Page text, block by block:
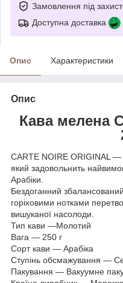
Замовлення під
Доступна доставка
Опис Характеристики
Опис
Кава мелена
CARTE NOIRE ORIGINAL —
який задовольнить
Арабіки.
Бездоганний
горіховими нотками
вишуканої насолоди.
Тип кави —Молотий
Вага — 250 г
Сорт кави — Арабіка
Ступінь обсмажування —
Пакування — Вакуумне